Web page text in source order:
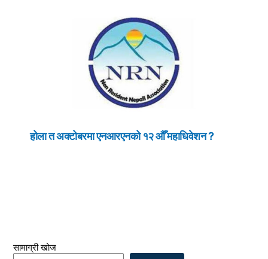
होला त अक्टोबरमा एनआरएनको १२ औँ महाधिवेशन ?
सामाग्री खोज